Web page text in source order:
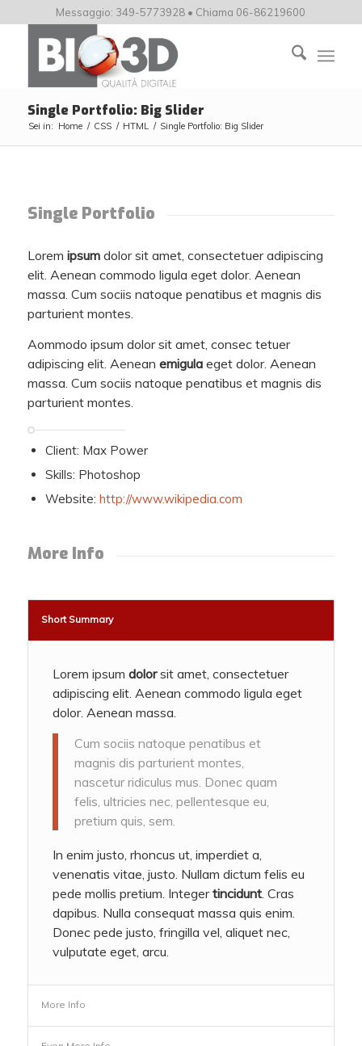
Messaggio: 349-5773928 • Chiama 06-86219600
Single Portfolio: Big Slider
Sei in: Home / CSS / HTML / Single Portfolio: Big Slider
Single Portfolio
Lorem ipsumdolor sit amet, consectetuer adipiscing
elit. Aenean commodo ligula eget dolor. Aenean
massa. Cum sociis natoque penatibus et magnis dis
parturient montes.
Aommodo ipsum dolor sit amet, consec tetuer
adipiscing elit. Aenean emigulaeget dolor. Aenean
massa. Cum sociis natoque penatibus et magnis dis
parturient montes.
Client: Max Power
Skills: Photoshop
Website: http://www.wikipedia.com
More Info
Short Summary
Lorem ipsum dolorsit amet, consectetuer
adipiscing elit. Aenean commodo ligula eget
dolor. Aenean massa.
Cum sociis natoque penatibus et
magnis dis parturient montes,
nascetur ridiculus mus. Donec quam
felis, ultricies nec, pellentesque eu,
pretium quis, sem.
In enim justo, rhoncus ut, imperdiet a,
venenatis vitae, justo. Nullam dictum felis eu
pede mollis pretium. Integertincidunt. Cras
dapibus. Nulla consequat massa quis enim.
Donec pede justo, fringilla vel, aliquet nec,
vulputate eget, arcu.
More Info